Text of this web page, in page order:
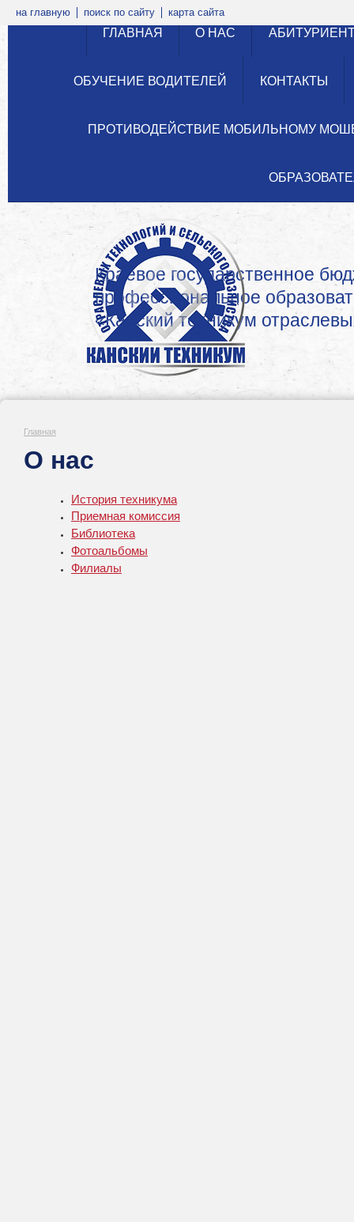
на главную поиск по сайту карта сайта
ГЛАВНАЯ О НАС
ОБУЧЕНИЕ ВОДИТЕЛЕЙ КОНТАКТЫ
ПРОТИВОДЕЙСТВИЕ МОБИЛЬНОМУ
Краевое государственное
профессиональное
«Канский техникум
Главная
О нас
История техникума
Приемная комиссия
Библиотека
Фотоальбомы
Филиалы